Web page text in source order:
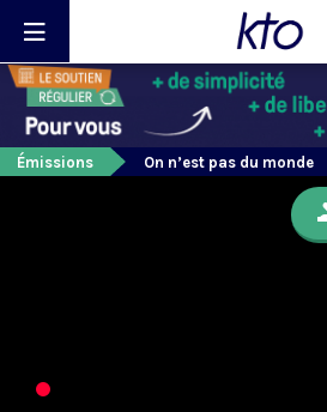
Émissions On n’est pas du monde